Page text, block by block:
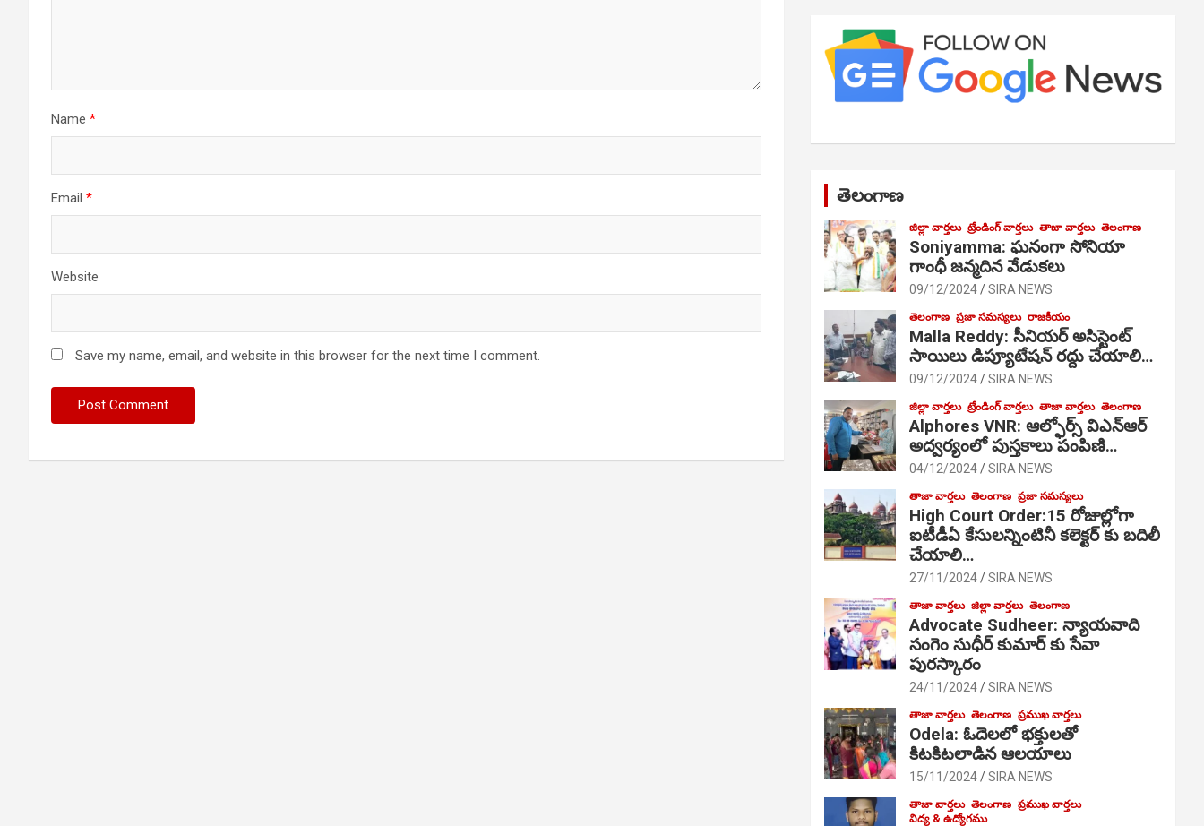
Name *
Email *
Website
Save my name, email, and website in this browser for the next time I comment.
తెలంగాణ
జిల్లా వార్తలు ట్రేండింగ్ వార్తలు తాజా వార్తలు తెలంగాణ
Soniyamma: ఘ‌నంగా సోనియా
గాంధీ జ‌న్మ‌దిన వేడుక‌లు
09/12/2024 SIRA NEWS
తెలంగాణ ప్రజా సమస్యలు రాజకీయం
Malla Reddy: సీనియర్ అసిస్టెంట్
సాయిలు డిప్యూటేషన్ రద్దు చేయాలి…
09/12/2024 SIRA NEWS
జిల్లా వార్తలు ట్రేండింగ్ వార్తలు తాజా వార్తలు తెలంగాణ
Alphores VNR: ఆల్ఫోర్స్ విఎన్ఆర్
అద్వర్యంలో పుస్తకాలు పంపిణి…
04/12/2024 SIRA NEWS
తాజా వార్తలు తెలంగాణ ప్రజా సమస్యలు
High Court Order:15 రోజుల్లోగా
ఐటీడీఏ కేసులన్నింటినీ కలెక్టర్ కు బదిలీ
చేయాలి…
27/11/2024 SIRA NEWS
తాజా వార్తలు జిల్లా వార్తలు తెలంగాణ
Advocate Sudheer: న్యాయవాది
సంగెం సుధీర్ కుమార్ కు సేవా
పురస్కారం
24/11/2024 SIRA NEWS
తాజా వార్తలు తెలంగాణ ప్రముఖ వార్తలు
Odela: ఓదెల‌లో భక్తులతో
కిటకిటలాడిన ఆల‌యాలు
15/11/2024 SIRA NEWS
తాజా వార్తలు తెలంగాణ ప్రముఖ వార్తలు
విద్య & ఉద్యోగము